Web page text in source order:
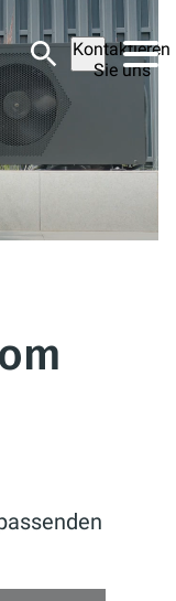
Kontaktieren
Sie uns